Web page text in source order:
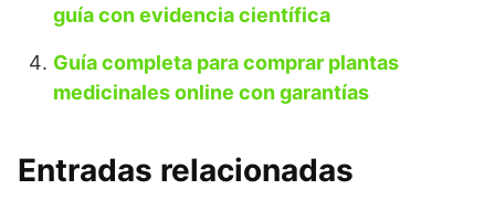
guía con evidencia científica
Guía completa para comprar plantas
medicinales online con garantías
Entradas relacionadas